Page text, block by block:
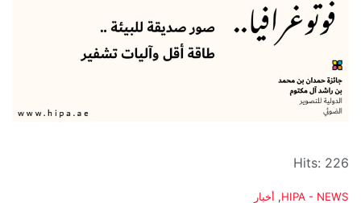
Hits: 226
C
HIPA - NEWS
, أخبار